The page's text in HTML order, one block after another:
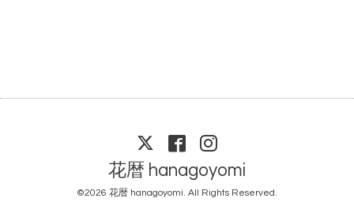
花暦 hanagoyomi
©2026 花暦 hanagoyomi. All Rights Reserved.